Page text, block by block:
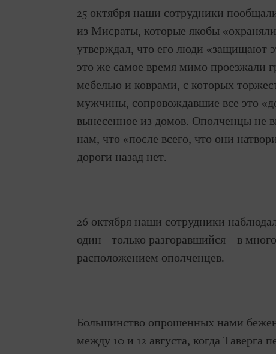
25 октября наши сотрудники
из Мисраты, которые якобы
утверждал, что его люди «защищают
это же самое время мимо проезжали
мебелью и коврами, с которых
мужчины, сопровождавшие все это
вынесенное из домов. Ополченцы не
нам, что «после всего, что они
дороги назад нет.
26 октября наши сотрудники
один - только разгоравшийся – в
расположением ополченцев.
Большинство опрошенных нами
между 10 и 12 августа, когда Таверга